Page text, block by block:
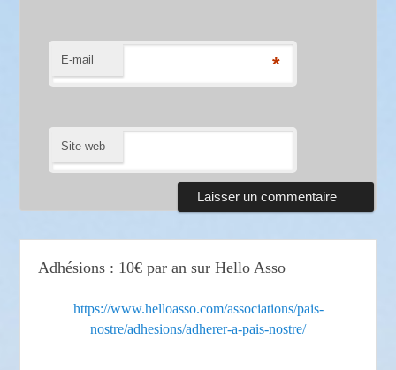
E-mail *
Site web
Adhésions : 10€ par an sur Hello Asso
https://www.helloasso.com/associations/pais-
nostre/adhesions/adherer-a-pais-nostre/